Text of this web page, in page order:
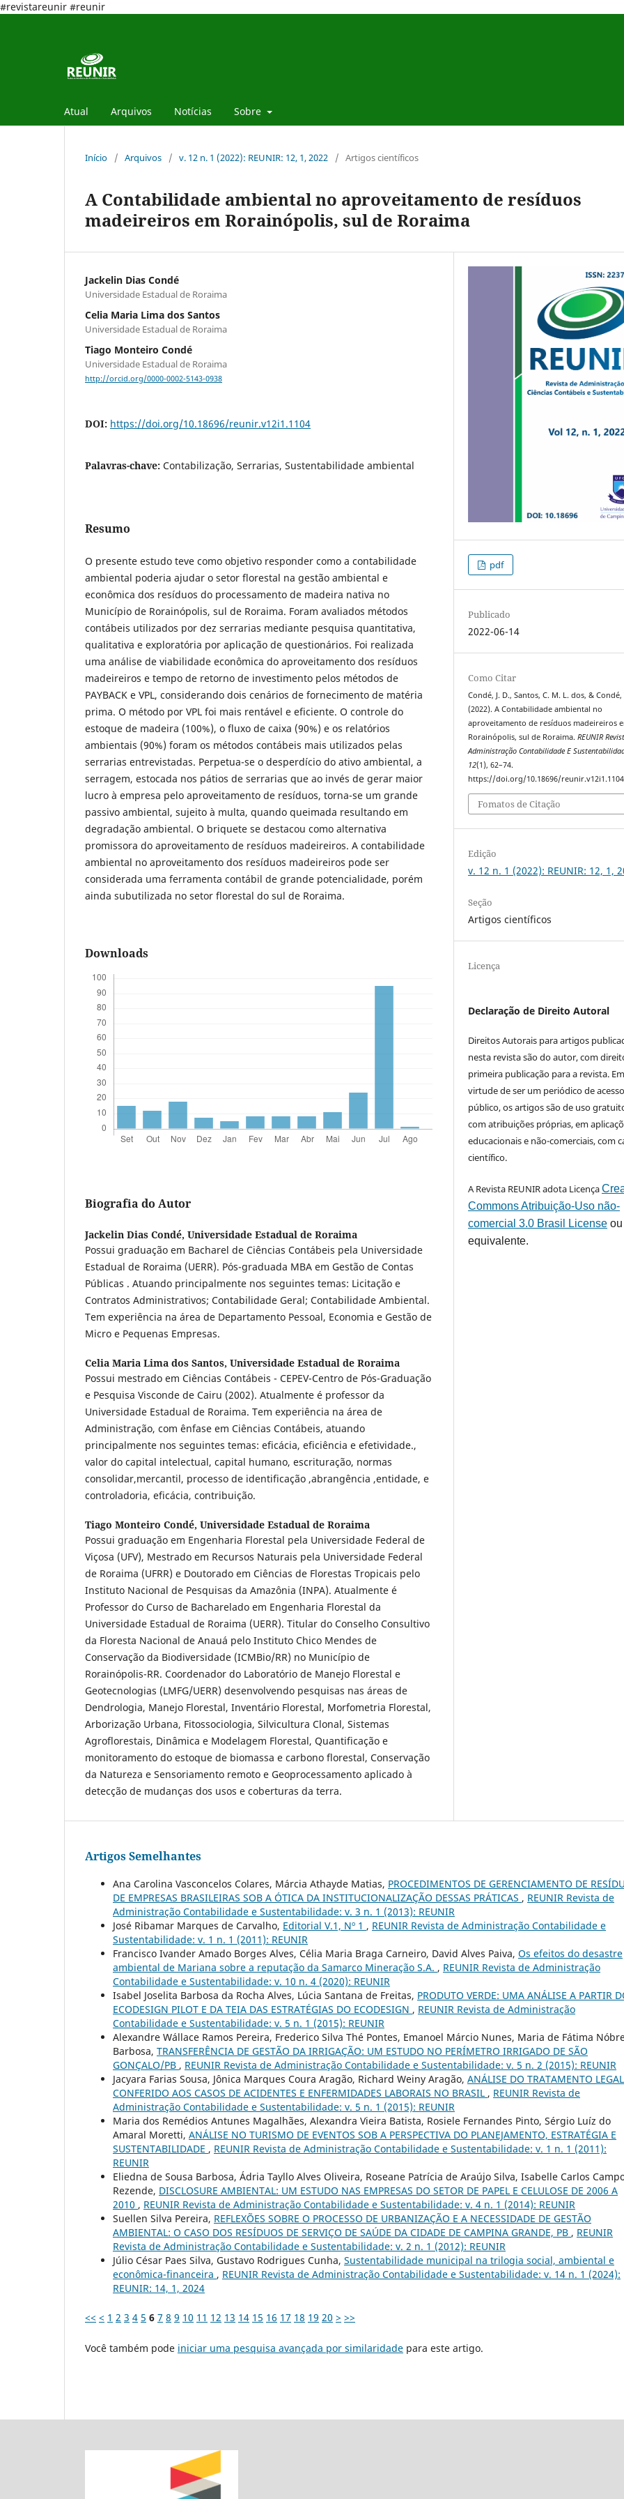
#revistareunir #reunir
Atual Arquivos Notícias Sobre
Início / Arquivos / v. 12 n. 1 (2022): REUNIR: 12, 1, 2022 / Artigos científicos
A Contabilidade ambiental no aproveitamento de resíduos
madeireiros em Rorainópolis, sul de Roraima
Jackelin Dias Condé
Universidade Estadual de Roraima
Celia Maria Lima dos Santos
Universidade Estadual de Roraima
Tiago Monteiro Condé
Universidade Estadual de Roraima
http://orcid.org/0000-0002-5143-0938
DOI: https://doi.org/10.18696/reunir.v12i1.1104
Palavras-chave: Contabilização, Serrarias, Sustentabilidade ambiental
Resumo
O presente estudo teve como objetivo responder como a contabilidade
ambiental poderia ajudar o setor florestal na gestão ambiental e
econômica dos resíduos do processamento de madeira nativa no
Município de Rorainópolis, sul de Roraima. Foram avaliados métodos
contábeis utilizados por dez serrarias mediante pesquisa quantitativa,
qualitativa e exploratória por aplicação de questionários. Foi realizada
uma análise de viabilidade econômica do aproveitamento dos resíduos
madeireiros e tempo de retorno de investimento pelos métodos de
PAYBACK e VPL, considerando dois cenários de fornecimento de matéria
prima. O método por VPL foi mais rentável e eficiente. O controle do
estoque de madeira (100%), o fluxo de caixa (90%) e os relatórios
ambientais (90%) foram os métodos contábeis mais utilizados pelas
serrarias entrevistadas. Perpetua-se o desperdício do ativo ambiental, a
serragem, estocada nos pátios de serrarias que ao invés de gerar maior
lucro à empresa pelo aproveitamento de resíduos, torna-se um grande
passivo ambiental, sujeito à multa, quando queimada resultando em
degradação ambiental. O briquete se destacou como alternativa
promissora do aproveitamento de resíduos madeireiros. A contabilidade
ambiental no aproveitamento dos resíduos madeireiros pode ser
considerada uma ferramenta contábil de grande potencialidade, porém
ainda subutilizada no setor florestal do sul de Roraima.
Downloads
Biografia do Autor
Jackelin Dias Condé, Universidade Estadual de Roraima
Possui graduação em Bacharel de Ciências Contábeis pela Universidade
Estadual de Roraima (UERR). Pós-graduada MBA em Gestão de Contas
Públicas . Atuando principalmente nos seguintes temas: Licitação e
Contratos Administrativos; Contabilidade Geral; Contabilidade Ambiental.
Tem experiência na área de Departamento Pessoal, Economia e Gestão de
Micro e Pequenas Empresas.
Celia Maria Lima dos Santos, Universidade Estadual de Roraima
Possui mestrado em Ciências Contábeis - CEPEV-Centro de Pós-Graduação
e Pesquisa Visconde de Cairu (2002). Atualmente é professor da
Universidade Estadual de Roraima. Tem experiência na área de
Administração, com ênfase em Ciências Contábeis, atuando
principalmente nos seguintes temas: eficácia, eficiência e efetividade.,
valor do capital intelectual, capital humano, escrituração, normas
consolidar,mercantil, processo de identificação ,abrangência ,entidade, e
controladoria, eficácia, contribuição.
Tiago Monteiro Condé, Universidade Estadual de Roraima
Possui graduação em Engenharia Florestal pela Universidade Federal de
Viçosa (UFV), Mestrado em Recursos Naturais pela Universidade Federal
de Roraima (UFRR) e Doutorado em Ciências de Florestas Tropicais pelo
Instituto Nacional de Pesquisas da Amazônia (INPA). Atualmente é
Professor do Curso de Bacharelado em Engenharia Florestal da
Universidade Estadual de Roraima (UERR). Titular do Conselho Consultivo
da Floresta Nacional de Anauá pelo Instituto Chico Mendes de
Conservação da Biodiversidade (ICMBio/RR) no Município de
Rorainópolis-RR. Coordenador do Laboratório de Manejo Florestal e
Geotecnologias (LMFG/UERR) desenvolvendo pesquisas nas áreas de
Dendrologia, Manejo Florestal, Inventário Florestal, Morfometria Florestal,
Arborização Urbana, Fitossociologia, Silvicultura Clonal, Sistemas
Agroflorestais, Dinâmica e Modelagem Florestal, Quantificação e
monitoramento do estoque de biomassa e carbono florestal, Conservação
da Natureza e Sensoriamento remoto e Geoprocessamento aplicado à
detecção de mudanças dos usos e coberturas da terra.
pdf
Publicado
2022-06-14
Como Citar
Condé, J. D., Santos, C. M. L. dos, & Condé,
(2022). A Contabilidade ambiental no
aproveitamento de resíduos madeireiros
Rorainópolis, sul de Roraima.REUNIR
Administração Contabilidade E
12(1), 62–74.
https://doi.org/10.18696/reunir.v12i1.1104
Fomatos de Citação
Edição
v. 12 n. 1 (2022): REUNIR: 12, 1,
Seção
Artigos científicos
Licença
Declaração de Direito Autoral
Direitos Autorais para artigos
nesta revista são do autor, com
primeira publicação para a revista. Em
virtude de ser um periódico de acesso
público, os artigos são de uso
com atribuições próprias, em
educacionais e não-comerciais, com
científico.
A Revista REUNIR adota Licença
Commons Atribuição-Uso não-
comercial 3.0 Brasil License
equivalente.
Artigos Semelhantes
Ana Carolina Vasconcelos Colares, Márcia Athayde Matias, PROCEDIMENTOS DE GERENCIAMENTO DE
DE EMPRESAS BRASILEIRAS SOB A ÓTICA DA INSTITUCIONALIZAÇÃO DESSAS PRÁTICAS , REUNIR Revista de
Administração Contabilidade e Sustentabilidade: v. 3 n. 1 (2013): REUNIR
José Ribamar Marques de Carvalho, Editorial V.1, Nº 1 , REUNIR Revista de Administração Contabilidade e
Sustentabilidade: v. 1 n. 1 (2011): REUNIR
Francisco Ivander Amado Borges Alves, Célia Maria Braga Carneiro, David Alves Paiva, Os efeitos do desastre
ambiental de Mariana sobre a reputação da Samarco Mineração S.A. , REUNIR Revista de Administração
Contabilidade e Sustentabilidade: v. 10 n. 4 (2020): REUNIR
Isabel Joselita Barbosa da Rocha Alves, Lúcia Santana de Freitas, PRODUTO VERDE: UMA ANÁLISE A PARTIR
ECODESIGN PILOT E DA TEIA DAS ESTRATÉGIAS DO ECODESIGN , REUNIR Revista de Administração
Contabilidade e Sustentabilidade: v. 5 n. 1 (2015): REUNIR
Alexandre Wállace Ramos Pereira, Frederico Silva Thé Pontes, Emanoel Márcio Nunes, Maria de Fátima
Barbosa, TRANSFERÊNCIA DE GESTÃO DA IRRIGAÇÃO: UM ESTUDO NO PERÍMETRO IRRIGADO DE SÃO
GONÇALO/PB , REUNIR Revista de Administração Contabilidade e Sustentabilidade: v. 5 n. 2 (2015): REUNIR
Jacyara Farias Sousa, Jônica Marques Coura Aragão, Richard Weiny Aragão, ANÁLISE DO TRATAMENTO LEGAL
CONFERIDO AOS CASOS DE ACIDENTES E ENFERMIDADES LABORAIS NO BRASIL , REUNIR Revista de
Administração Contabilidade e Sustentabilidade: v. 5 n. 1 (2015): REUNIR
Maria dos Remédios Antunes Magalhães, Alexandra Vieira Batista, Rosiele Fernandes Pinto, Sérgio Luíz do
Amaral Moretti, ANÁLISE NO TURISMO DE EVENTOS SOB A PERSPECTIVA DO PLANEJAMENTO, ESTRATÉGIA E
SUSTENTABILIDADE , REUNIR Revista de Administração Contabilidade e Sustentabilidade: v. 1 n. 1 (2011):
REUNIR
Eliedna de Sousa Barbosa, Ádria Tayllo Alves Oliveira, Roseane Patrícia de Araújo Silva, Isabelle Carlos
Rezende, DISCLOSURE AMBIENTAL: UM ESTUDO NAS EMPRESAS DO SETOR DE PAPEL E CELULOSE DE 2006 A
2010 , REUNIR Revista de Administração Contabilidade e Sustentabilidade: v. 4 n. 1 (2014): REUNIR
Suellen Silva Pereira, REFLEXÕES SOBRE O PROCESSO DE URBANIZAÇÃO E A NECESSIDADE DE GESTÃO
AMBIENTAL: O CASO DOS RESÍDUOS DE SERVIÇO DE SAÚDE DA CIDADE DE CAMPINA GRANDE, PB , REUNIR
Revista de Administração Contabilidade e Sustentabilidade: v. 2 n. 1 (2012): REUNIR
Júlio César Paes Silva, Gustavo Rodrigues Cunha, Sustentabilidade municipal na trilogia social, ambiental e
econômica-financeira , REUNIR Revista de Administração Contabilidade e Sustentabilidade: v. 14 n. 1 (2024):
REUNIR: 14, 1, 2024
<< < 1 2 3 4 5 6 7 8 9 10 11 12 13 14 15 16 17 18 19 20 > >>
Você também pode iniciar uma pesquisa avançada por similaridade para este artigo.